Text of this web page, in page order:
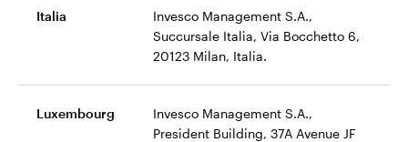
Italia
Invesco Management S.A.,
Succursale Italia, Via Bocchetto 6,
20123 Milan, Italia.
Luxembourg
Invesco Management S.A.,
President Building, 37A Avenue JF